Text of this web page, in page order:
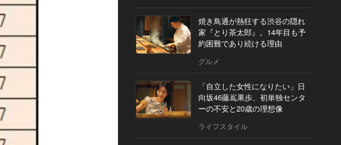
焼き鳥通が熱狂する渋谷の隠れ
家『とり茶太郎』。14年目も予
約困難であり続ける理由
グルメ
「自立した女性になりたい」日
向坂46藤嶌果歩、初単独センタ
ーの不安と20歳の理想像
ライフスタイル